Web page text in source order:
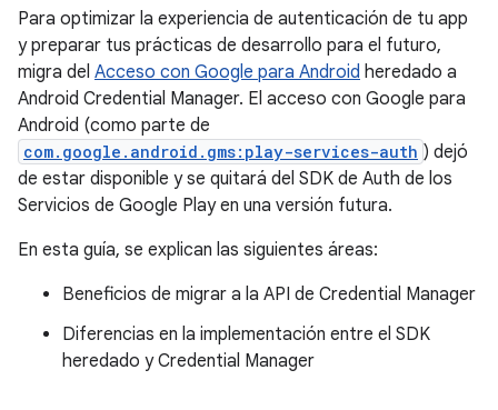
Para optimizar la experiencia de autenticación de tu app
y preparar tus prácticas de desarrollo para el futuro,
migra del Acceso con Google para Android heredado a
Android Credential Manager. El acceso con Google para
Android (como parte de
com.google.android.gms:play-services-auth ) dejó
de estar disponible y se quitará del SDK de Auth de los
Servicios de Google Play en una versión futura.
En esta guía, se explican las siguientes áreas:
Beneficios de migrar a la API de Credential Manager
Diferencias en la implementación entre el SDK
heredado y Credential Manager